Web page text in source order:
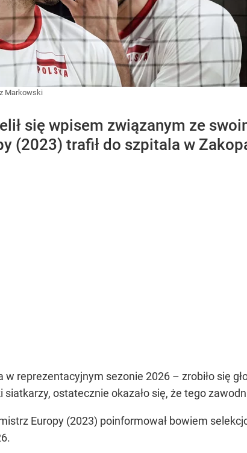
Markowski
się wpisem związanym ze
(2023) trafił do szpitala w
reprezentacyjnym sezonie 2026 – zrobiło się
siatkarzy, ostatecznie okazało się, że tego
Europy (2023) poinformował bowiem